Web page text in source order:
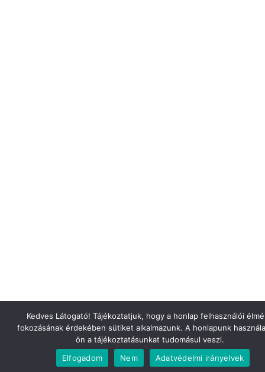
Kedves Látogató! Tájékoztatjuk, hogy a honlap felhasználói
fokozásának érdekében sütiket alkalmazunk. A honlapunk
ön a tájékoztatásunkat tudomásul veszi.
Elfogadom
Nem Adatvédelmi irányelvek